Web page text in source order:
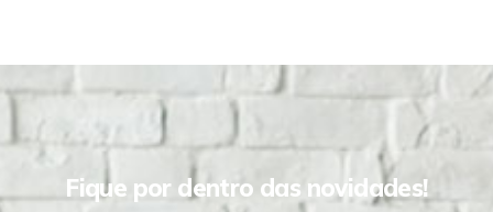
Fique por dentro das novidades!